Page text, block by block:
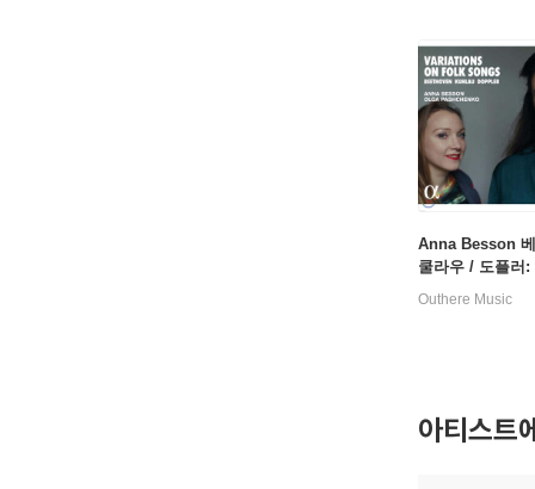
Anna Besson
쿨라우 / 도플러:
의한 플루트 변
Outhere Music
아티스트